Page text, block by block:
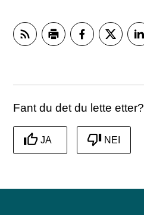
Fant du det du lette etter?
JA NEI